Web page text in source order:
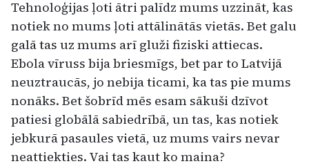
Tehnoloģijas ļoti ātri palīdz mums uzzināt, kas
notiek no mums ļoti attālinātās vietās. Bet galu
galā tas uz mums arī gluži fiziski attiecas.
Ebola vīruss bija briesmīgs, bet par to Latvijā
neuztraucās, jo nebija ticami, ka tas pie mums
nonāks. Bet šobrīd mēs esam sākuši dzīvot
patiesi globālā sabiedrībā, un tas, kas notiek
jebkurā pasaules vietā, uz mums vairs nevar
neattiekties. Vai tas kaut ko maina?